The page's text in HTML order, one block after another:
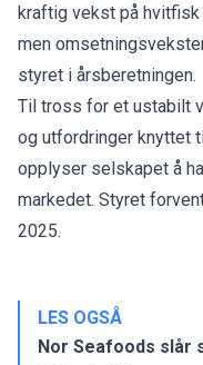
kraftig vekst på
men
styret i årsberetningen.
Til tross for et ustabilt
og utfordringer knyttet
opplyser selskapet å
markedet. Styret
2025.
LES OGSÅ
Nor Seafoods slår